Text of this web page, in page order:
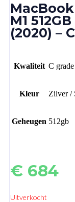
MacBook
M1
(2020) –
Kwaliteit C
Kleur Zilver /
Geheugen 512gb
€ 684
Uitverkocht